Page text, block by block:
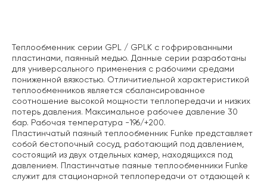
Теплообменник серии GPL / GPLK с гофрированными
пластинами, паянный медью. Данные серии разработаны
для универсального применения с рабочими средами
пониженной вязкостью. Отличитиельной характеристикой
теплообменников является сбалансированное
соотношение высокой мощности теплопередачи и низких
потерь давления. Максимальное рабочее давление 30
бар. Рабочая температура -196/+200.
Пластинчатый паяный теплообменник Funke представляет
собой бестопочный сосуд, работающий под давлением,
состоящий из двух отдельных камер, находящихся под
давлением. Пластинчатые паяные теплообменники Funke
служит для стационарной теплопередачи от отдающей к